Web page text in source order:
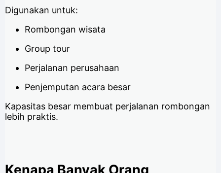
Digunakan untuk:
Rombongan wisata
Group tour
Perjalanan perusahaan
Penjemputan acara besar
Kapasitas besar membuat perjalanan rombongan
lebih praktis.